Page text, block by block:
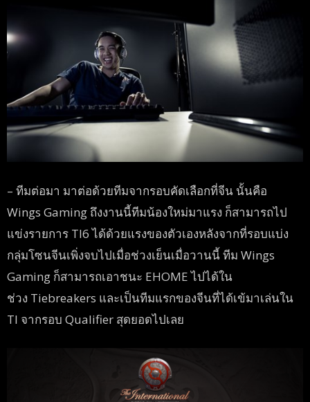
– ทีมต่อมา มาต่อด้วยทีมจากรอบคัดเลือกที่จีน นั้นคือ
Wings Gaming ถึงงานนี้ทีมน้องใหม่มาแรง ก็สามารถไป
แข่งรายการ TI6 ได้ด้วยแรงของตัวเองหลังจากที่รอบแบ่ง
กลุ่มโซนจีนเพิ่งจบไปเมื่อช่วงเย็นเมื่อวานนี้ ทีม Wings
Gaming ก็สามารถเอาชนะ EHOME ไปได้ใน
ช่วง Tiebreakers และเป็นทีมแรกของจีนที่ได้เข้มาเล่นใน
TI จากรอบ Qualifier สุดยอดไปเลย